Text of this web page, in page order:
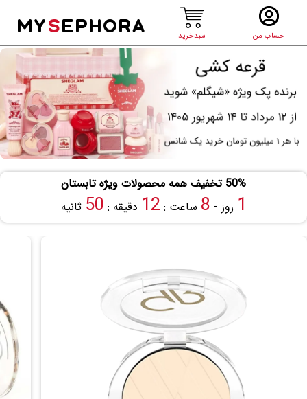
حساب من سبدخرید
MYSEPHORA
50% تخفیف همه محصولات ویژه تابستان
1 روز - 8 ساعت : 12 دقیقه : 50 ثانیه